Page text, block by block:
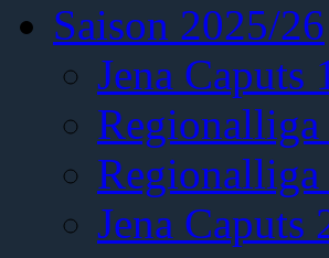
Saison 2025/26
Jena Caputs
Regionalliga
Jena Caputs